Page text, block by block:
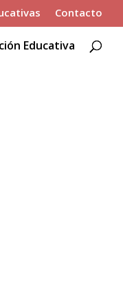
Contacto
Educativa